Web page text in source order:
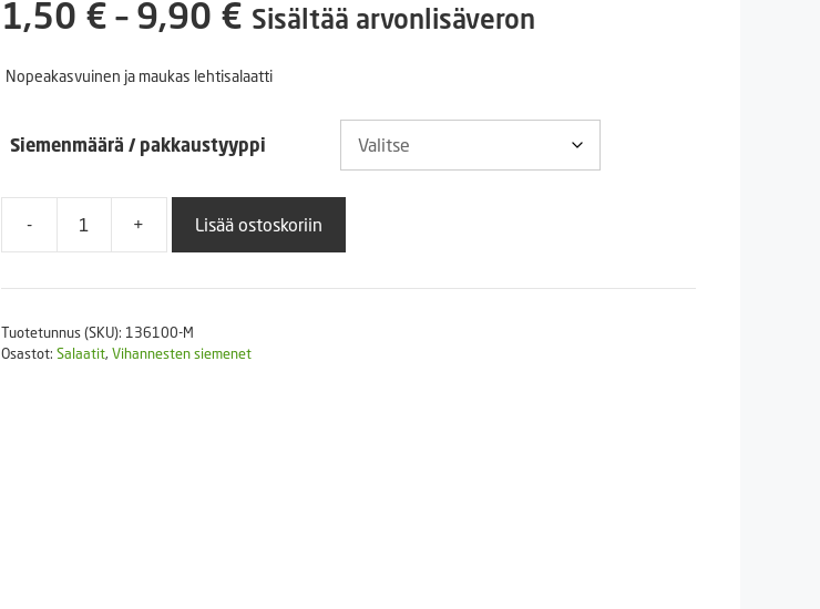
Puutarhatyökalut
1,50 € – 9,90 €Hintaluokka:
1,50 €
9,90 €
Sisältää arvonlisäveron
Nopeakasvuinen ja maukas lehtisalaatti
Siemenmäärä / pakkaustyyppi
-
Lehtisalaatti
määrä
+ Lisää ostoskoriin
Tuotetunnus (SKU): 136100-M
Osastot: Salaatit, Vihannesten siemenet